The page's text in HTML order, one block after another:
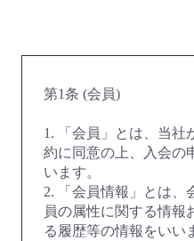
第1条 (会員)
1. 「会員」とは、当社
約に同意の上、入会の
います。
2. 「会員情報」とは、
員の属性に関する情報
る履歴等の情報をいい